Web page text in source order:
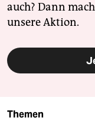
auch? Dann
unsere Aktion.
Themen